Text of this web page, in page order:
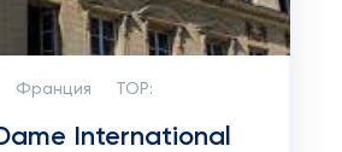
Франция TOP:
International